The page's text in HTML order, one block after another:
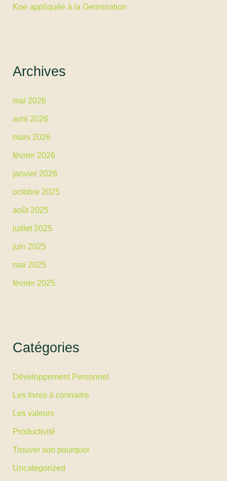
Koe appliquée à la Germination
Archives
mai 2026
avril 2026
mars 2026
février 2026
janvier 2026
octobre 2025
août 2025
juillet 2025
juin 2025
mai 2025
février 2025
Catégories
Développement Personnel
Les livres à connaitre
Les valeurs
Productivité
Trouver son pourquoi
Uncategorized